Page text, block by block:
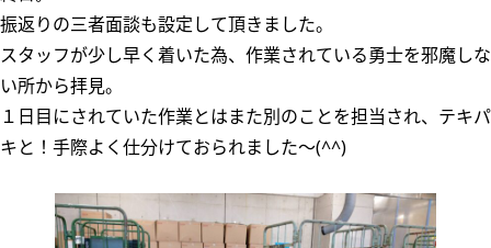
振返りの三者面談も設定して頂きました。
スタッフが少し早く着いた為、作業されている勇士を邪魔しな
い所から拝見。
１日目にされていた作業とはまた別のことを担当され、テキパ
キと！手際よく仕分けておられました～(^^)